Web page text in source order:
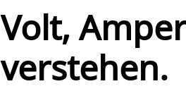
Volt,
verstehen.